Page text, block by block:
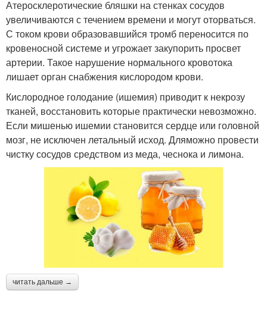
Атеросклеротические бляшки на стенках сосудов
увеличиваются с течением времени и могут оторваться.
С током крови образовавшийся тромб переносится по
кровеносной системе и угрожает закупорить просвет
артерии. Такое нарушение нормального кровотока
лишает орган снабжения кислородом крови.
Кислородное голодание (ишемия) приводит к некрозу
тканей, восстановить которые практически невозможно.
Если мишенью ишемии становится сердце или головной
мозг, не исключен летальный исход. Дляможно провести
чистку сосудов средством из меда, чеснока и лимона.
читать дальше →